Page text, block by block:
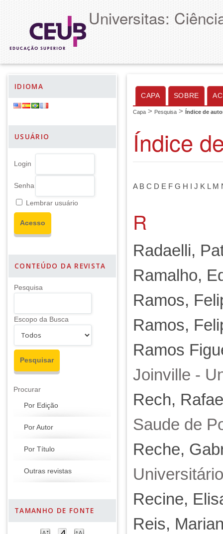
Universitas:
IDIOMA
USUÁRIO
Login
Senha
Lembrar usuário
CONTEÚDO DA REVISTA
Pesquisa
Escopo da Busca
Procurar
Por Edição
Por Autor
Por Título
Outras revistas
TAMANHO DE FONTE
CAPA SOBRE
Capa > Pesquisa > Índice de
Índice
A B C D E F G H J K L M
R
Radaelli,
Ramalho,
Ramos,
Ramos,
Ramos
Joinville -
Rech,
Saude de
Reche,
Recine,
Reis,